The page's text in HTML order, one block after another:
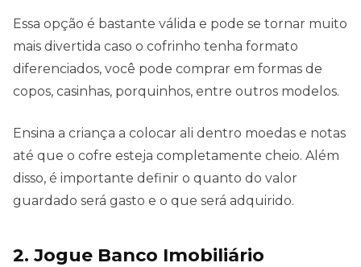
Essa opção é bastante válida e pode se tornar muito
mais divertida caso o cofrinho tenha formato
diferenciados, você pode comprar em formas de
copos, casinhas, porquinhos, entre outros modelos.
Ensina a criança a colocar ali dentro moedas e notas
até que o cofre esteja completamente cheio. Além
disso, é importante definir o quanto do valor
guardado será gasto e o que será adquirido.
2. Jogue Banco Imobiliário